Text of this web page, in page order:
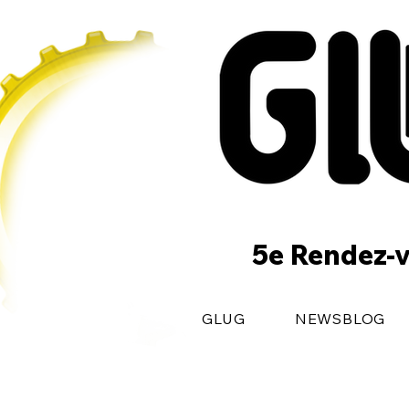
5e
GLUG NEWSBLOG